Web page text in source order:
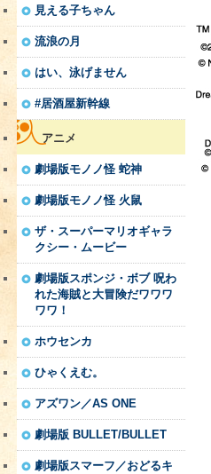
見える子ちゃん
流浪の月
はい、泳げません
#居酒屋新幹線
アニメ
劇場版モノノ怪 蛇神
劇場版モノノ怪 火鼠
ザ・スーパーマリオギャラ
クシー・ムービー
劇場版スポンジ・ボブ 呪わ
れた海賊と大冒険だワワワ
ワワ！
ホウセンカ
ひゃくえむ。
アズワン／AS ONE
劇場版 BULLET/BULLET
劇場版スマーフ／おどるキ